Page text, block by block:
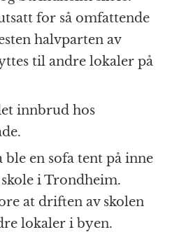
for så omfattende
halvparten av
til andre lokaler på
innbrud hos
ble en sofa tent på inne
i Trondheim.
at driften av skolen
lokaler i byen.